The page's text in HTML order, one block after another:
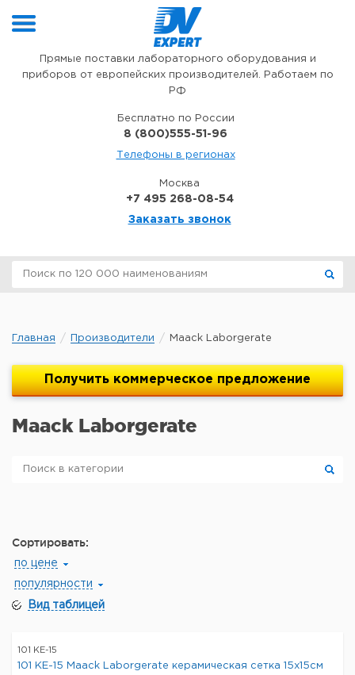
Прямые поставки лабораторного оборудования и
приборов от европейских производителей. Работаем по
РФ
Бесплатно по России
8 (800)555-51-96
Телефоны в регионах
Москва
+7 495 268-08-54
Заказать звонок
Главная Производители Maack Laborgerate
Получить коммерческое предложение
Maack Laborgerate
Сортировать:
по цене
популярности
Вид таблицей
101 KE-15
101 KE-15 Maack Laborgerate керамическая сетка 15x15см